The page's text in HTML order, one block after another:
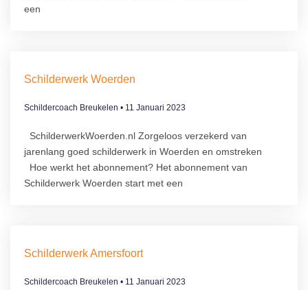
een
Schilderwerk Woerden
Schildercoach Breukelen 11 Januari 2023
SchilderwerkWoerden.nl Zorgeloos verzekerd van
jarenlang goed schilderwerk in Woerden en omstreken
Hoe werkt het abonnement?​ Het abonnement van
Schilderwerk Woerden start met een
Schilderwerk Amersfoort
Schildercoach Breukelen 11 Januari 2023